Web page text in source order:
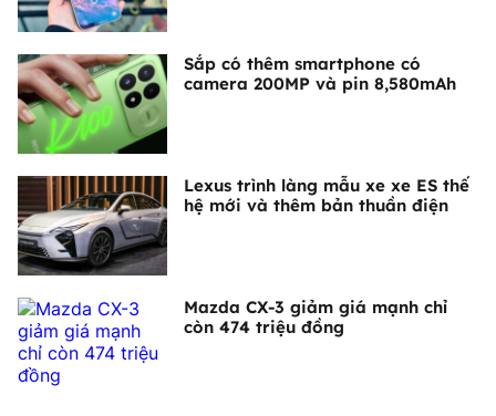
Sắp có thêm smartphone có
camera 200MP và pin 8,580mAh
Lexus trình làng mẫu xe xe ES thế
hệ mới và thêm bản thuần điện
Mazda CX-3 giảm giá mạnh chỉ
còn 474 triệu đồng